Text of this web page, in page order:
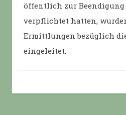
öffentlich zur
verpflichtet hatten,
Ermittlungen bezüglich
eingeleitet.